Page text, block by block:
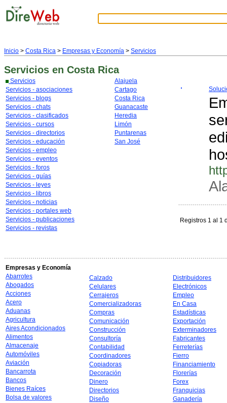
Inicio > Costa Rica > Empresas y Economía > Servicios
Servicios en Costa Rica
Servicios
Servicios - asociaciones
Servicios - blogs
Servicios - chats
Servicios - clasificados
Servicios - cursos
Servicios - directorios
Servicios - educación
Servicios - empleo
Servicios - eventos
Servicios - foros
Servicios - guías
Servicios - leyes
Servicios - libros
Servicios - noticias
Servicios - portales web
Servicios - publicaciones
Servicios - revistas
Alajuela
Cartago
Costa Rica
Guanacaste
Heredia
Limón
Puntarenas
San José
Registros 1 al 1
Empresas y Economía
Abarrotes
Abogados
Acciones
Acero
Aduanas
Agricultura
Aires Acondicionados
Alimentos
Almacenaje
Automóviles
Aviación
Bancarrota
Bancos
Bienes Raíces
Bolsa de valores
Calzado
Celulares
Cerrajeros
Comercializadoras
Compras
Comunicación
Construcción
Consultoría
Contabilidad
Coordinadores
Copiadoras
Decoración
Dinero
Directorios
Diseño
Distribuidores
Electrónicos
Empleo
En Casa
Estadísticas
Exportación
Exterminadores
Fabricantes
Ferreterías
Fierro
Financiamiento
Florerías
Forex
Franquicias
Ganadería